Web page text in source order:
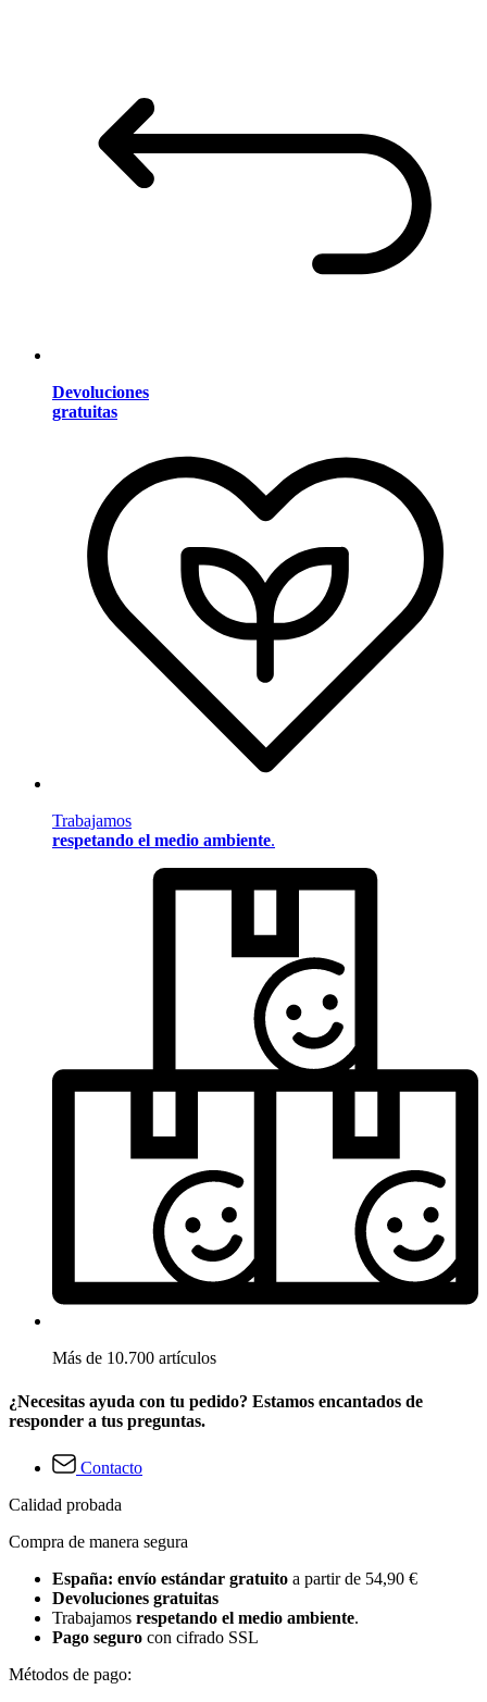
Devoluciones
gratuitas
Trabajamos
respetando el medio ambiente.
Más de 10.700 artículos
¿Necesitas ayuda con tu pedido? Estamos encantados de
responder a tus preguntas.
Contacto
Calidad probada
Compra de manera segura
España: envío estándar gratuito a partir de 54,90 €
Devoluciones gratuitas
Trabajamos respetando el medio ambiente.
Pago seguro con cifrado SSL
Métodos de pago: